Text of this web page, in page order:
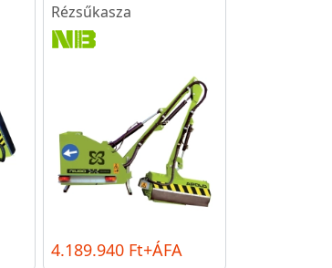
Rézsűkasza
4.189.940 Ft+ÁFA